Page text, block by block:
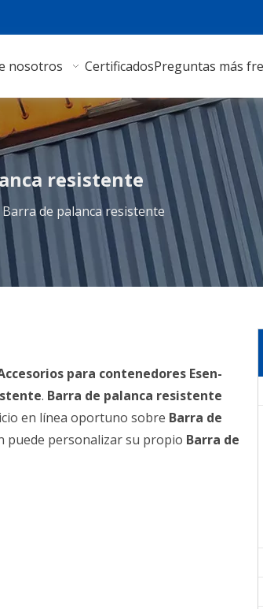
nosotros CertificadosPreguntas más
resistente
Barra de palanca resistente
para contenedores Esen-
. Barra de palanca resistente
en línea oportuno sobre Barra de
puede personalizar su propio Barra de